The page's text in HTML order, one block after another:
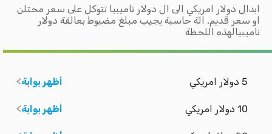
ابدال دولار امريكي الى ال دولار ناميبيا تتوكل على سعر محتلن
او سعر قديم. الة حاسبة يجيب مبلغ مضبوط بعالقة دولار
ناميبيالهذه اللحظة
5 دولار امريكي أظهر بوابة
10 دولار امريكي أظهر بوابة